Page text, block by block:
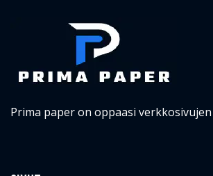
Prima paper on oppaasi